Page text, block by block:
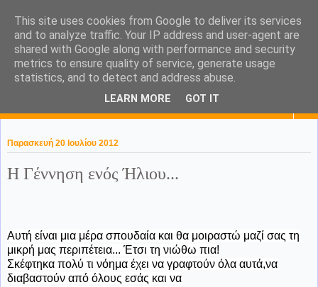
KaPa. Me without you...tea
without a biscuit!
Παρασκευή 20 Ιουλίου 2012
Η Γέννηση ενός Ήλιου...
Αυτή είναι μια μέρα σπουδαία και θα μοιραστώ μαζί σας τη
μικρή μας περιπέτεια... Έτσι τη νιώθω πια!
Σκέφτηκα πολύ τι νόημα έχει να γραφτούν όλα αυτά,να
διαβαστούν από όλους εσάς και να
This site uses cookies from Google to deliver its services
and to analyze traffic. Your IP address and user-agent are
shared with Google along with performance and security
metrics to ensure quality of service, generate usage
statistics, and to detect and address abuse.
LEARN MORE GOT IT